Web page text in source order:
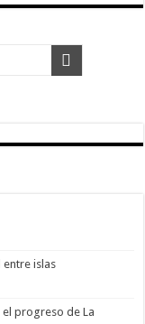
entre islas
el progreso de La